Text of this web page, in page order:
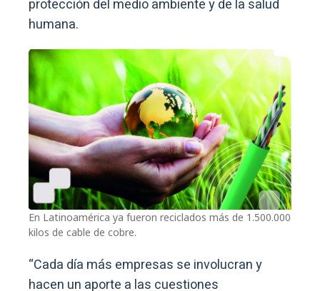
protección del medio ambiente y de la salud
humana.
En Latinoamérica ya fueron reciclados más de 1.500.000
kilos de cable de cobre.
“Cada día más empresas se involucran y
hacen un aporte a las cuestiones